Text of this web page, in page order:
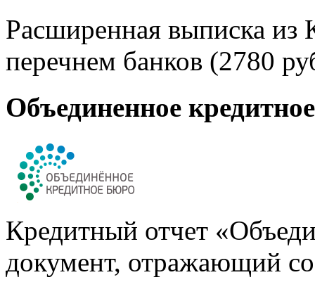
Расширенная выписка из
перечнем банков (2780
Объединенное
Кредитный отчет
документ, отражающий